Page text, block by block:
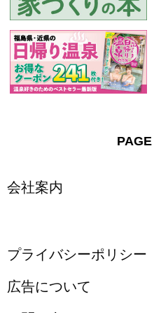
会社案内
プライバシーポリシー
広告について